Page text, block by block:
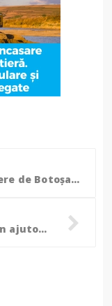
Accident rutier în apropiere de Botoșani, trafic blocat pe ambele sensuri! (foto)
Salvatorii botoșăneni chemați în ajutor: Patru incendii produse în ultimele ore! (foto)